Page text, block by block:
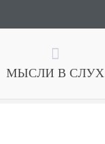
МЫСЛИ В СЛУХ